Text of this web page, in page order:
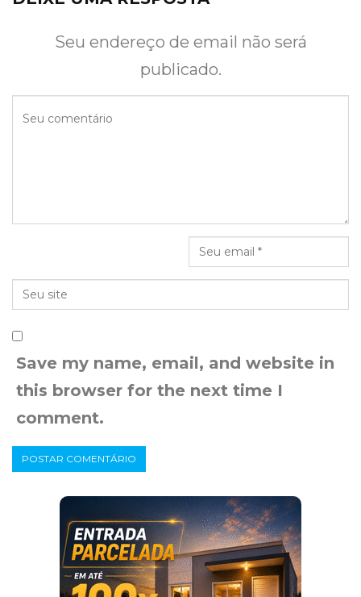
Seu endereço de email não será
publicado.
Save my name, email, and website in
this browser for the next time I
comment.